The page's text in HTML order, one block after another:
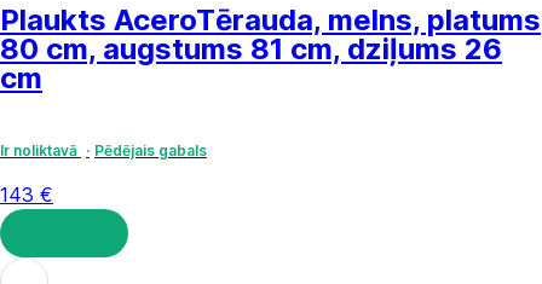
Plaukts AceroTērauda, melns, platums
80 cm, augstums 81 cm, dziļums 26
cm
Ir noliktavā Pēdējais gabals
143 €
LIKT GROZĀ